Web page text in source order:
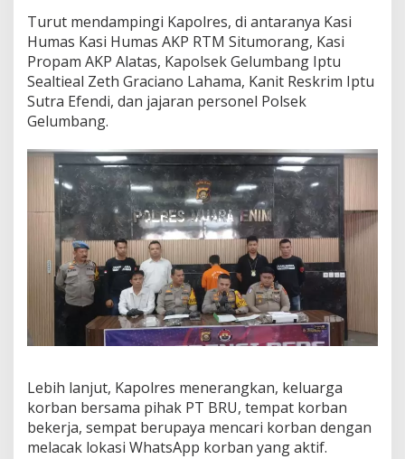
a
n
g
P
e
k
u
D
i
t
a
g
k
a
p
d
i
e
k
a
s
i
Turut mendampingi Kapolres, di antaranya Kasi
Humas Kasi Humas AKP RTM Situmorang, Kasi
Propam AKP Alatas, Kapolsek Gelumbang Iptu
Sealtieal Zeth Graciano Lahama, Kanit Reskrim Iptu
Sutra Efendi, dan jajaran personel Polsek
Gelumbang.
Lebih lanjut, Kapolres menerangkan, keluarga
korban bersama pihak PT BRU, tempat korban
bekerja, sempat berupaya mencari korban dengan
melacak lokasi WhatsApp korban yang aktif.